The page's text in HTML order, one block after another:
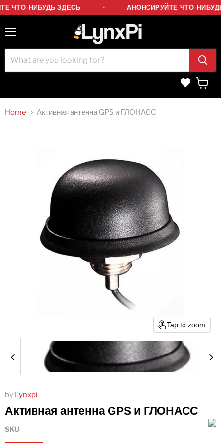
ЧТО-НИБУДЬ ЗДЕСЬ АНОНСИРУЙТЕ ЧТО-
Wishlist
cart
Home Активная антенна GPS и ГЛОНАСС
Tap to zoom
by Lynxpi
Активная антенна GPS и ГЛОНАСС
SKU